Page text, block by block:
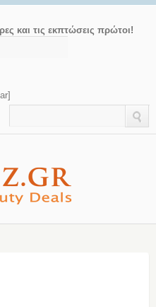
και τις εκπτώσεις πρώτοι!